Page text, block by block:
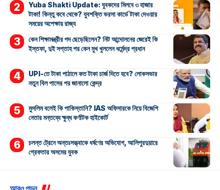
Yuba Shakti Update: যুবকদের মিলবে ৩ হাজার
টাকা! কিন্তু কবে থেকে? যুবশক্তি ভরসা কার্ডে টাকা দেওয়ার
সময়ের অপেক্ষায় রাজ্য
কেন শিক্ষামন্ত্রীর পদ ছেড়েছিলেন? নিট আন্দোলনের জেরেই কি
ইস্তফা, দুই সপ্তাহ পর কেন মুখ খুললেন ধর্মেন্দ্র প্রধান
UPI-তে টাকা পাঠালে কত টাকা চার্জ দিতে হবে? লোকসভার
নতুন বিল পাসের পর জানালো কেন্দ্র
মুসলিম বলেই কি পাকিস্তানি? IAS অফিসারকে নিয়ে বিজেপি
নেতার মন্তব্যে ক্ষুব্ধ কর্ণাটক হাইকোর্ট
চলন্ত ট্রেনে অন্তঃসত্ত্বাকে ধর্ষণের অভিযোগ, আলিপুরদুয়ারে
গ্রেফতার অসমের যুবক